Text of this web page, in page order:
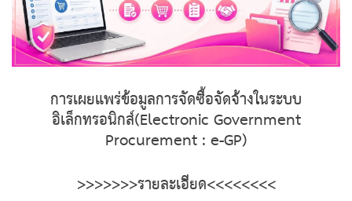
การเผยแพร่ข้อมูลการจัดซื้อจัดจ้างในระบบ
อิเล็กทรอนิกส์(Electronic Government
Procurement : e-GP)
>>>>>>>รายละเอียด<<<<<<<<